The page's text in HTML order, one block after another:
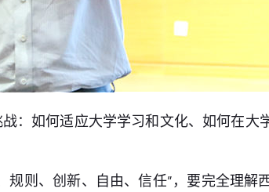
：如何适应大学学习和文化、如何在大
则、创新、自由、信任”，要完全理解